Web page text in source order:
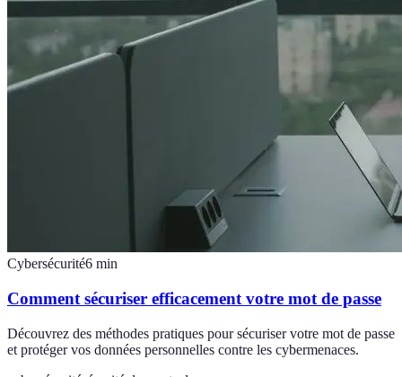
Cybersécurité6 min
Comment sécuriser efficacement votre mot de passe
Découvrez des méthodes pratiques pour sécuriser votre mot de passe
et protéger vos données personnelles contre les cybermenaces.